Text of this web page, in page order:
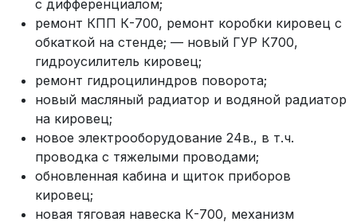
с дифференциалом;
ремонт КПП К-700, ремонт коробки кировец с
обкаткой на стенде; — новый ГУР К700,
гидроусилитель кировец;
ремонт гидроцилиндров поворота;
новый масляный радиатор и водяной радиатор
на кировец;
новое электрооборудование 24в., в т.ч.
проводка с тяжелыми проводами;
обновленная кабина и щиток приборов
кировец;
новая тяговая навеска К-700, механизм